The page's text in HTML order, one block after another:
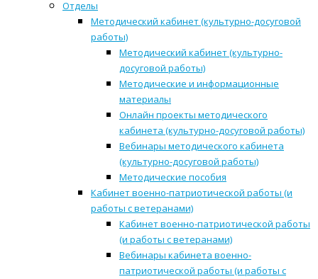
Отделы
Методический кабинет (культурно-досуговой
работы)
Методический кабинет (культурно-
досуговой работы)
Методические и информационные
материалы
Онлайн проекты методического
кабинета (культурно-досуговой работы)
Вебинары методического кабинета
(культурно-досуговой работы)
Методические пособия
Кабинет военно-патриотической работы (и
работы с ветеранами)
Кабинет военно-патриотической работы
(и работы с ветеранами)
Вебинары кабинета военно-
патриотической работы (и работы с